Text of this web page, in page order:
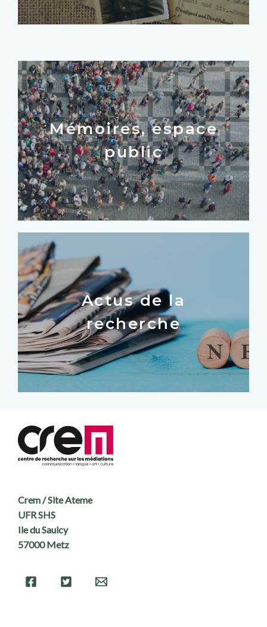
Mémoires, espace
public
Actus de la
recherche
Crem / Site Ateme
UFR SHS
Ile du Saulcy
57000 Metz